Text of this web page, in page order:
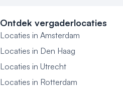
Ontdek vergaderlocaties
Locaties in Amsterdam
Locaties in Den Haag
Locaties in Utrecht
Locaties in Rotterdam